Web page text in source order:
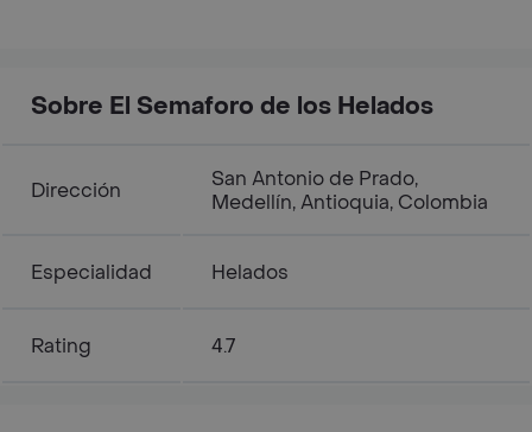
Sobre El Semaforo de los Helados
Dirección
San Antonio de Prado,
Medellín, Antioquia, Colombia
Especialidad Helados
Rating 4.7